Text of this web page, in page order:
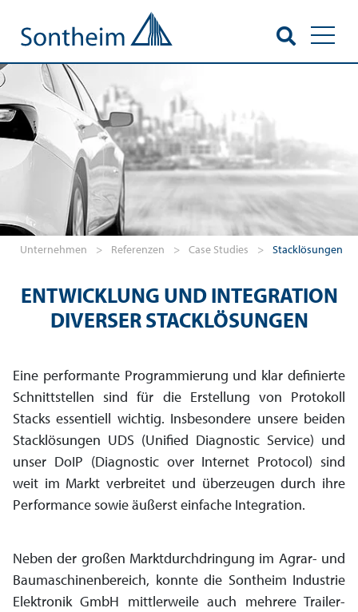
Unternehmen > Referenzen > Case Studies > Stacklösungen
ENTWICKLUNG UND INTEGRATION
DIVERSER STACKLÖSUNGEN
Eine performante Program­mierung und klar definierte
Schnitt­stellen sind für die Erstellung von Proto­koll
Stacks essen­tiell wichtig. Insbesondere unsere beiden
Stack­lösungen UDS (Unified Diagnostic Service) und
unser DoIP (Diagnostic over Internet Protocol) sind
weit im Markt verbreitet und überzeugen durch ihre
Perfor­mance sowie äußerst einfache Integration.
Neben der großen Markt­durch­dringung im Agrar- und
Baumaschinen­bereich, konnte die Sontheim Industrie
Elektronik GmbH mittler­weile auch mehrere Trailer­